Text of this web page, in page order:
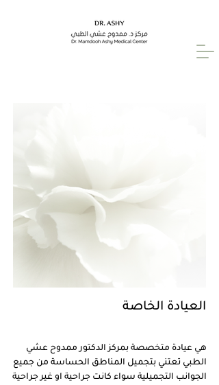
العيادة الخاصة
هي عيادة متخصصة بمركز الدكتور ممدوح عشي
الطبي تعتني بتجميل المناطق الحساسة من جميع
الجوانب التجميلية سواء كانت جراحية او غير جراحية